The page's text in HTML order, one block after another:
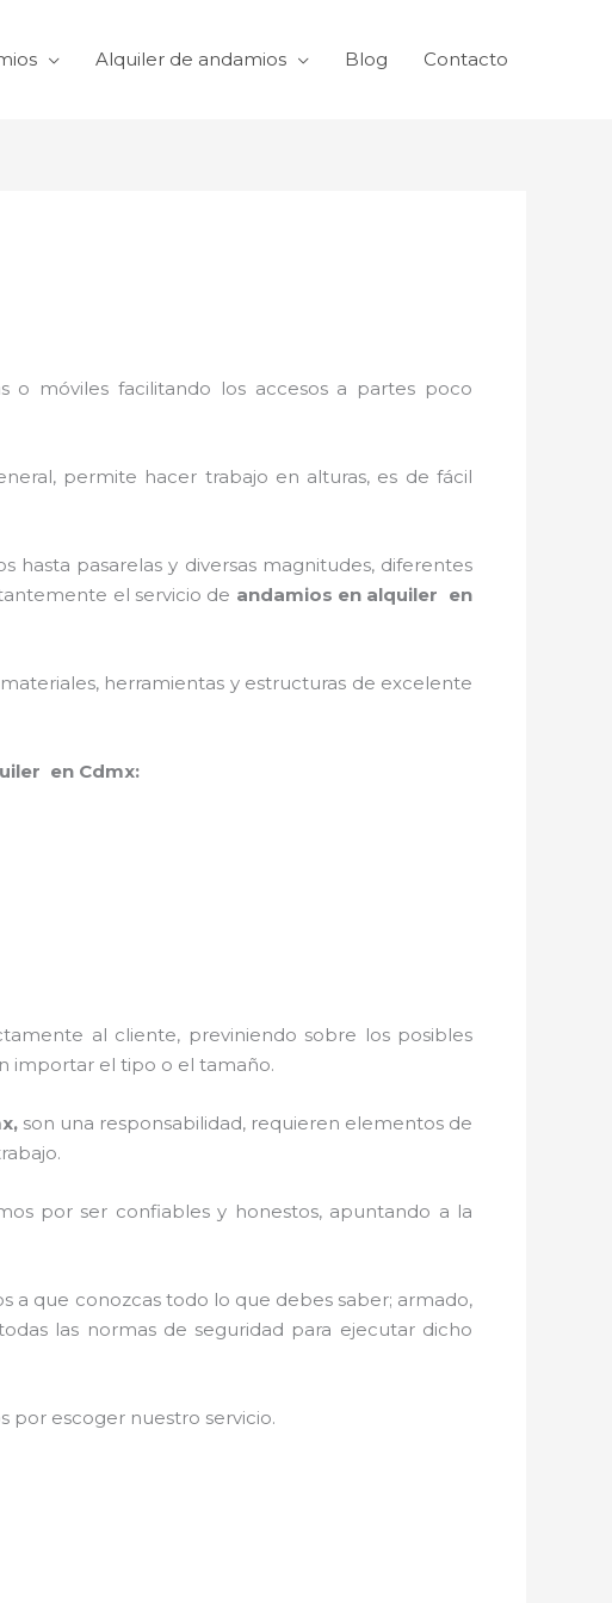
Alquiler de andamios Blog Contacto
o móviles facilitando los accesos a partes poco
permite hacer trabajo en alturas, es de fácil
hasta pasarelas y diversas magnitudes, diferentes
el servicio de andamios en alquiler en
herramientas y estructuras de excelente
en Cdmx:
al cliente, previniendo sobre los posibles
importar el tipo o el tamaño.
son una responsabilidad, requieren elementos de
por ser confiables y honestos, apuntando a la
a que conozcas todo lo que debes saber; armado,
las normas de seguridad para ejecutar dicho
por escoger nuestro servicio.